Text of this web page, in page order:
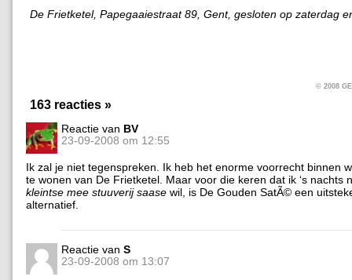
De Frietketel, Papegaaiestraat 89, Gent, gesloten op zaterdag
© 2008
163 reacties »
Reactie van BV
23-09-2008 om 12:55
Ik zal je niet tegenspreken. Ik heb het enorme voorrecht binnen
te wonen van De Frietketel. Maar voor die keren dat ik ‘s nachts
kleintse mee stuuverij saase wil, is De Gouden SatÃ© een
alternatief.
Reactie van S
23-09-2008 om 13:07